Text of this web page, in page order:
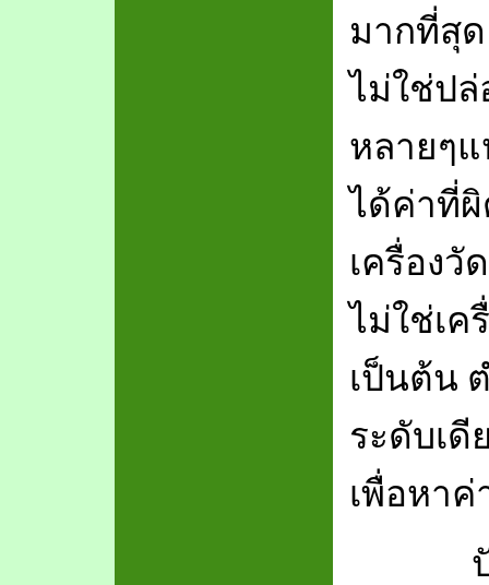
มากที่สุ
ไม่ใช่ป
หลายๆ
ได้ค่าที่ผิ
เครื่อง
ไม่ใช่เค
เป็นต้น
ระดับเดี
เพื่อหาค่
ปัจจุบั